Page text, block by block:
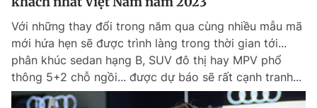
Với những thay đổi trong năm qua cùng nhiều mẫu mã
mới hứa hẹn sẽ được trình làng trong thời gian tới...
phân khúc sedan hạng B, SUV đô thị hay MPV phổ
thông 5+2 chỗ ngồi... được dự báo sẽ rất cạnh tranh...